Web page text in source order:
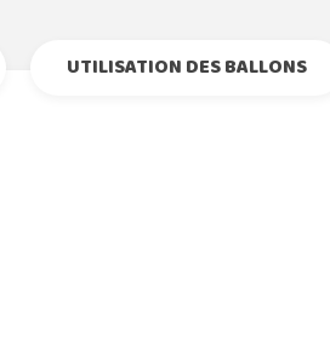
UTILISATION DES BALLONS